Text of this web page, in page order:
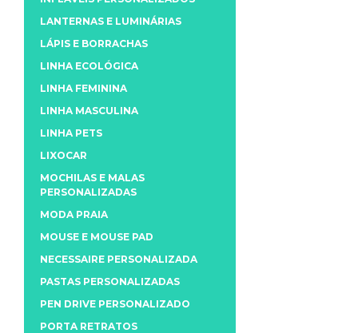
LANTERNAS E LUMINÁRIAS
LÁPIS E BORRACHAS
LINHA ECOLÓGICA
LINHA FEMININA
LINHA MASCULINA
LINHA PETS
LIXOCAR
MOCHILAS E MALAS
PERSONALIZADAS
MODA PRAIA
MOUSE E MOUSE PAD
NECESSAIRE PERSONALIZADA
PASTAS PERSONALIZADAS
PEN DRIVE PERSONALIZADO
PORTA RETRATOS